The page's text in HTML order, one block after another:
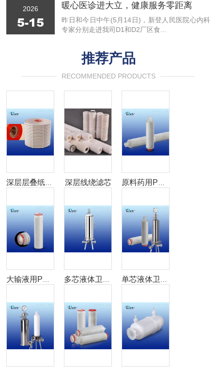
2026
5-15
暖心医诊进大立，健康服务零距离
昨日和今日中午(5月14日)，新登人民医院心内科
专家分别走进我司D1和D2厂区食...
推荐产品
RECOMMENDED PRODUCTS
深层层叠纸板式膜堆滤芯 深层线绕滤芯 原料药用PTFE系列疏水聚四氟乙烯膜气体除菌级滤芯
大输液用PES系列高通量聚醚砜除菌滤芯 多芯液体卫生级过滤器 单芯液体卫生级过滤器